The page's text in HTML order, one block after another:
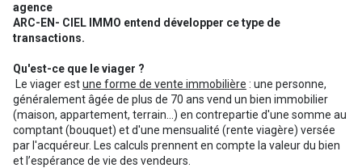
agence
ARC-EN- CIEL IMMO entend développer ce type de
transactions.
Qu'est-ce que le viager ?
Le viager estune forme de vente immobilière : une personne,
généralement âgée de plus de 70 ans vend un bien immobilier
(maison, appartement, terrain…) en contrepartie d'une somme au
comptant (bouquet) et d'une mensualité (rente viagère) versée
par l'acquéreur. Les calculs prennent en compte la valeur du bien
et l’espérance de vie des vendeurs.